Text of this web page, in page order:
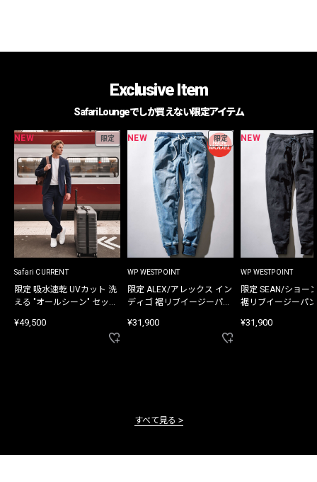
Exclusive Item
Safari Loungeでしか買えない限定アイテム
NEW 限定
Safari CURRENT
限定 吸水速乾 UVカット 洗
える "オールシーン" セット
¥49,500
NEW 限定
WP WESTPOINT
限定 ALEX/アレックス イン
ディゴ 裾リブイージーパン
¥31,900
NEW
WP WESTPOINT
限定 SEAN/ショー
裾リブイージーパ
¥31,900
すべて見る